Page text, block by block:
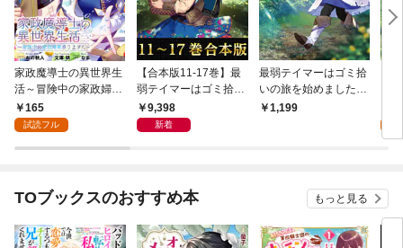
家政魔導士の異世界生
活～冒険中の家政婦業
承ります！～ 連載版:
1
165
試読フル
【合本版11-17巻】最
弱テイマーはゴミ拾い
の旅を始めました。
9,398
新着
最弱テイマーはゴミ拾
いの旅を始めました。
【電子書籍限定書き下
1,199
TOブックスのおすすめ本 もっと見る